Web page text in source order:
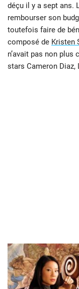
déçu il y a sept ans.
rembourser son
toutefois faire de
composé de Kristen
n’avait pas non
stars Cameron Diaz,